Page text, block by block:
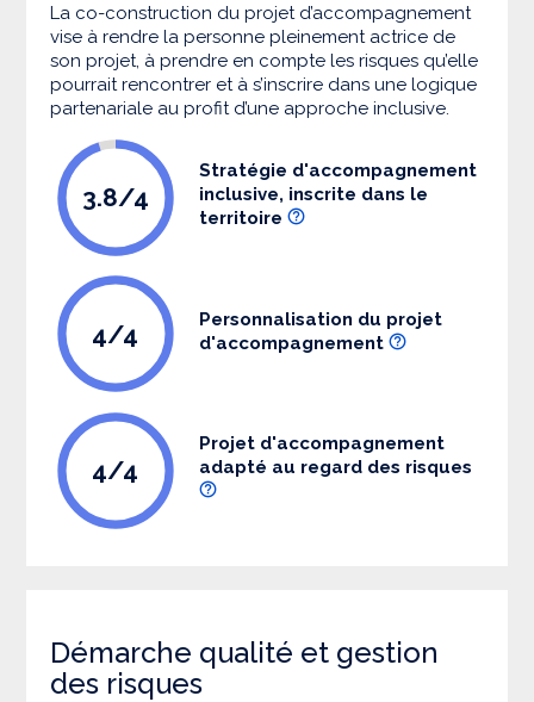
La co-construction du projet d’accompagnement
vise à rendre la personne pleinement actrice de
son projet, à prendre en compte les risques qu’elle
pourrait rencontrer et à s’inscrire dans une logique
partenariale au profit d’une approche inclusive.
3.8/4
Stratégie d'accompagnement
inclusive, inscrite dans le
territoire
4/4
Personnalisation du projet
d'accompagnement
4/4
Projet d'accompagnement
adapté au regard des risques
Démarche qualité et gestion
des risques